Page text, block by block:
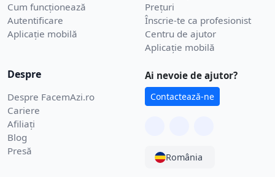
Cum funcționează
Autentificare
Aplicație mobilă
Prețuri
Înscrie-te ca profesionist
Centru de ajutor
Aplicație mobilă
Despre
Despre FacemAzi.ro
Cariere
Afiliați
Blog
Presă
Ai nevoie de ajutor?
Contactează-ne
România